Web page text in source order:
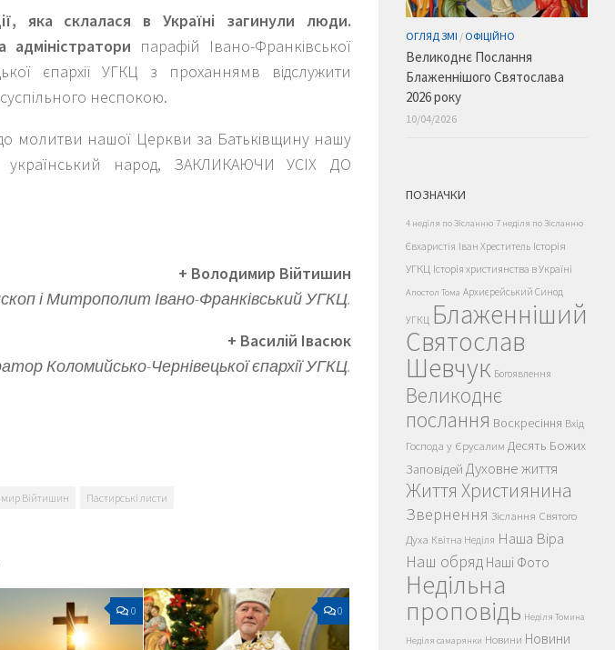
яка склалася в Україні загинули люди.
адміністратори парафій Івано-Франківської
єпархії УГКЦ з проханнямв відслужити
неспокою.
молитви нашої Церкви за Батьківщину нашу
український народ, ЗАКЛИКАЮЧИ УСІХ ДО
+ Володимир Війтишин
і Митрополит Івано-Франківський УГКЦ.
+ Василій Івасюк
Коломийсько-Чернівецької єпархії УГКЦ.
Війтишин Пастирські листи
0 0
ОГЛЯД ЗМІ / ОФІЦІЙНО
Великоднє Послання
Блаженнішого Святослава
2026 року
10/04/2026
ПОЗНАЧКИ
4 неділя по Зісланню 7 неділя по Зісланню
Євхаристія Іван Хреститель Історія
УГКЦ Історія християнства в Україні
Апостол Тома Архиєрейський Синод
УГКЦ Блаженніший
Святослав
Шевчук Богоявлення
Великоднє
послання Воскресіння Вхід
Господа у Єрусалим Десять Божих
Заповідей Духовне життя
Життя Християнина
Звернення Зіслання Святого
Духа Квітна Неділя Наша Віра
Наш обряд Наші Фото
Недільна
проповідь Неділя Томина
Неділя самарянки Новини Новини